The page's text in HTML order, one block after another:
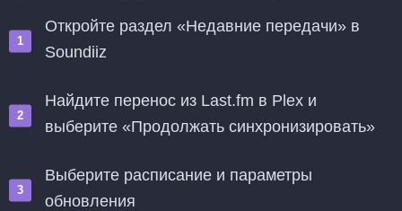
Откройте раздел «Недавние передачи» в
Soundiiz
Найдите перенос из Last.fm в Plex и
выберите «Продолжать синхронизировать»
Выберите расписание и параметры
обновления